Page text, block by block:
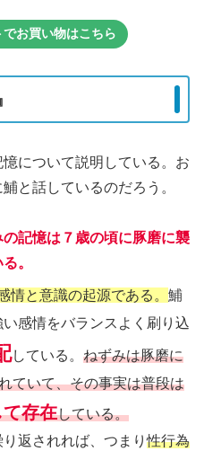
お買い物はこちら
について説明している。お
と話しているのだろう。
の記憶は７歳の頃に豚磨に襲
。
情と意識の起源である。 鯆
感情をバランスよく刷り込
している。 ねずみは豚磨に
ていて、その事実は普段は
存在している。
返されれば、つまり性行為